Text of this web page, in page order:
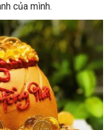
của mình.